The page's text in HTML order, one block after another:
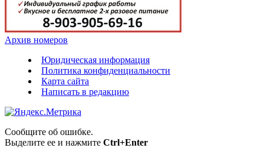
Архив номеров
Юридическая информация
Политика конфиденциальности
Карта сайта
Написать в редакцию
Сообщите об ошибке.
Выделите ее и нажмите Ctrl+Enter